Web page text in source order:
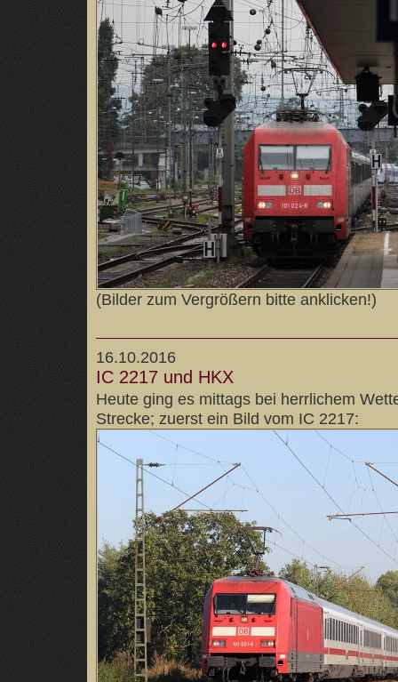
(Bilder zum Vergrößern bitte anklicken!)
16.10.2016
IC 2217 und HKX
Heute ging es mittags bei herrlichem
Strecke; zuerst ein Bild vom IC 2217: